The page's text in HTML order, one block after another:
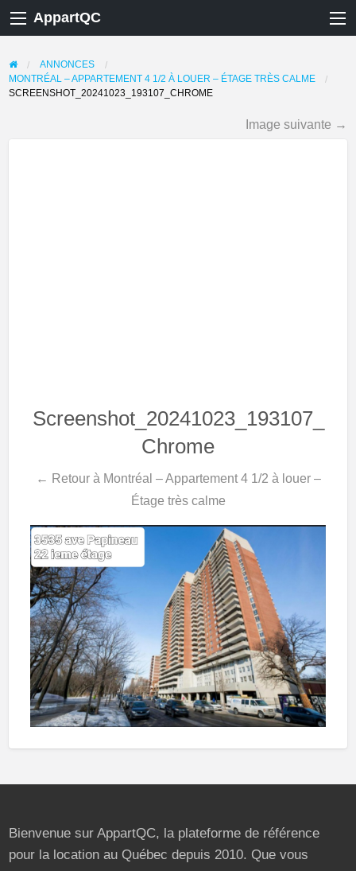
AppartQC
ANNONCES
MONTRÉAL – APPARTEMENT 4 1/2 À LOUER – ÉTAGE TRÈS CALME
SCREENSHOT_20241023_193107_CHROME
Image suivante →
Screenshot_20241023_193107_
Chrome
← Retour à Montréal – Appartement 4 1/2 à louer –
Étage très calme
Bienvenue sur AppartQC, la plateforme de référence
pour la location au Québec depuis 2010. Que vous